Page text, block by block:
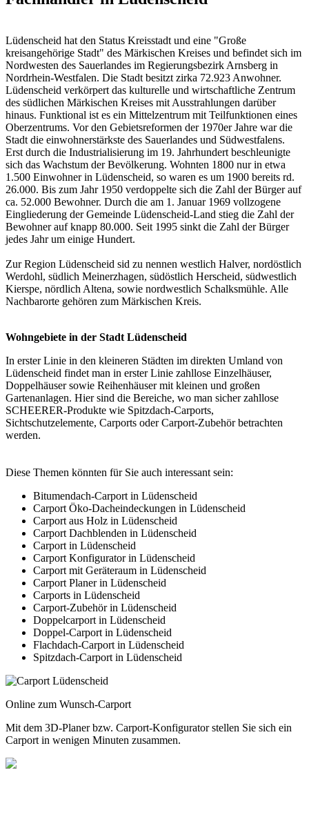
Lüdenscheid hat den Status Kreisstadt und eine "Große
kreisangehörige Stadt" des Märkischen Kreises und befindet sich im
Nordwesten des Sauerlandes im Regierungsbezirk Arnsberg in
Nordrhein-Westfalen. Die Stadt besitzt zirka 72.923 Anwohner.
Lüdenscheid verkörpert das kulturelle und wirtschaftliche Zentrum
des südlichen Märkischen Kreises mit Ausstrahlungen darüber
hinaus. Funktional ist es ein Mittelzentrum mit Teilfunktionen eines
Oberzentrums. Vor den Gebietsreformen der 1970er Jahre war die
Stadt die einwohnerstärkste des Sauerlandes und Südwestfalens.
Erst durch die Industrialisierung im 19. Jahrhundert beschleunigte
sich das Wachstum der Bevölkerung. Wohnten 1800 nur in etwa
1.500 Einwohner in Lüdenscheid, so waren es um 1900 bereits rd.
26.000. Bis zum Jahr 1950 verdoppelte sich die Zahl der Bürger auf
ca. 52.000 Bewohner. Durch die am 1. Januar 1969 vollzogene
Eingliederung der Gemeinde Lüdenscheid-Land stieg die Zahl der
Bewohner auf knapp 80.000. Seit 1995 sinkt die Zahl der Bürger
jedes Jahr um einige Hundert.
Zur Region Lüdenscheid sid zu nennen westlich Halver, nordöstlich
Werdohl, südlich Meinerzhagen, südöstlich Herscheid, südwestlich
Kierspe, nördlich Altena, sowie nordwestlich Schalksmühle. Alle
Nachbarorte gehören zum Märkischen Kreis.
Wohngebiete in der Stadt Lüdenscheid
In erster Linie in den kleineren Städten im direkten Umland von
Lüdenscheid findet man in erster Linie zahllose Einzelhäuser,
Doppelhäuser sowie Reihenhäuser mit kleinen und großen
Gartenanlagen. Hier sind die Bereiche, wo man sicher zahllose
SCHEERER-Produkte wie Spitzdach-Carports,
Sichtschutzelemente, Carports oder Carport-Zubehör betrachten
werden.
Diese Themen könnten für Sie auch interessant sein:
Bitumendach-Carport in Lüdenscheid
Carport Öko-Dacheindeckungen in Lüdenscheid
Carport aus Holz in Lüdenscheid
Carport Dachblenden in Lüdenscheid
Carport in Lüdenscheid
Carport Konfigurator in Lüdenscheid
Carport mit Geräteraum in Lüdenscheid
Carport Planer in Lüdenscheid
Carports in Lüdenscheid
Carport-Zubehör in Lüdenscheid
Doppelcarport in Lüdenscheid
Doppel-Carport in Lüdenscheid
Flachdach-Carport in Lüdenscheid
Spitzdach-Carport in Lüdenscheid
Online zum Wunsch-Carport
Mit dem 3D-Planerbzw. Carport-Konfiguratorstellen Sie sich ein
Carport in wenigen Minuten zusammen.